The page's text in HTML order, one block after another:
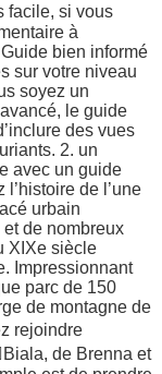
facile, si vous
à
bien informé
sur votre niveau
soyez un
le guide
des vues
2. un
avec un guide
de l’une
urbain
de nombreux
XIXe siècle
Impressionnant
parc de 150
de montagne de
rejoindre
de Brenna et